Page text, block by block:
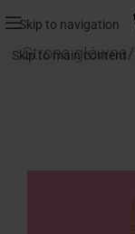
Skip to navigation
Skip to main content
Strona główna/